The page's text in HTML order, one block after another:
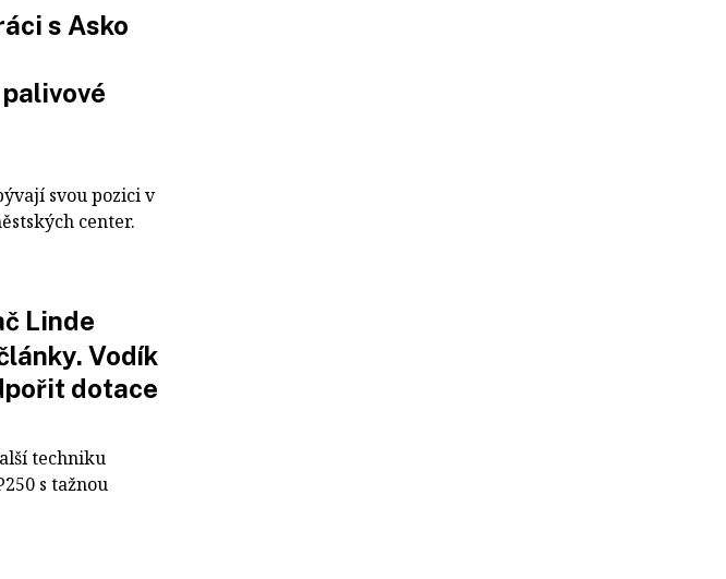
s Asko
svou pozici v
center.
Linde
Vodík
dotace
techniku
s tažnou